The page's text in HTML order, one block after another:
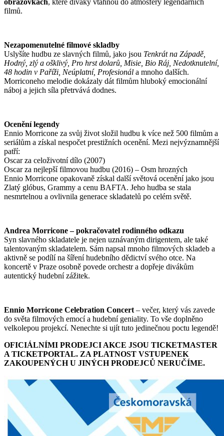
filmů.
Nezapomenutelné filmové skladby
Uslyšíte hudbu ze slavných filmů, jako jsou Tenkrát na Západě,
Hodný, zlý a ošklivý, Pro hrst dolarů, Misie, Bio Ráj, Nedotknutelní,
48 hodin v Paříži, Neúplatní, Profesionál a mnoho dalších.
Morriconeho melodie dokázaly dát filmům hluboký emocionální
náboj a jejich síla přetrvává dodnes.
Ocenění legendy
Ennio Morricone za svůj život složil hudbu k více než 500 filmům a
seriálům a získal nespočet prestižních ocenění. Mezi nejvýznamnější
patří:
Oscar za celoživotní dílo (2007)
Oscar za nejlepší filmovou hudbu (2016) – Osm hrozných
Ennio Morricone opakovaně získal další světová ocenění jako jsou
Zlatý glóbus, Grammy a cenu BAFTA. Jeho hudba se stala
nesmrtelnou a ovlivnila generace skladatelů po celém světě.
Andrea Morricone – pokračovatel rodinného odkazu
Syn slavného skladatele je nejen uznávaným dirigentem, ale také
talentovaným skladatelem. Sám napsal mnoho filmových skladeb a
aktivně se podílí na šíření hudebního dědictví svého otce. Na
koncertě v Praze osobně povede orchestr a dopřeje divákům
autentický hudební zážitek.
Ennio Morricone Celebration Concert – večer, který vás zavede
do světa filmových emocí a hudební geniality. To vše doplněno
velkolepou projekcí. Nenechte si ujít tuto jedinečnou poctu legendě!
OFICIÁLNÍMI PRODEJCI AKCE JSOU TICKETMASTER
A TICKETPORTAL. ZA PLATNOST VSTUPENEK
ZAKOUPENÝCH U JINÝCH PRODEJCŮ NERUČÍME.